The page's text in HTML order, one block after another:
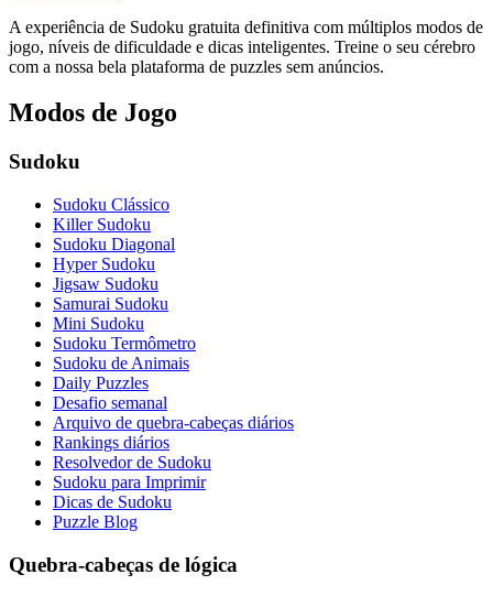
A experiência de Sudoku gratuita definitiva com múltiplos modos de
jogo, níveis de dificuldade e dicas inteligentes. Treine o seu cérebro
com a nossa bela plataforma de puzzles sem anúncios.
Modos de Jogo
Sudoku
Sudoku Clássico
Killer Sudoku
Sudoku Diagonal
Hyper Sudoku
Jigsaw Sudoku
Samurai Sudoku
Mini Sudoku
Sudoku Termômetro
Sudoku de Animais
Daily Puzzles
Desafio semanal
Arquivo de quebra-cabeças diários
Rankings diários
Resolvedor de Sudoku
Sudoku para Imprimir
Dicas de Sudoku
Puzzle Blog
Quebra-cabeças de lógica